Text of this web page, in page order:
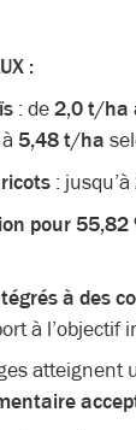
:
: de2,0 t/ha
5,48 t/ha
: jusqu’à
pour 55,82
à des
à l’objectif
atteignent